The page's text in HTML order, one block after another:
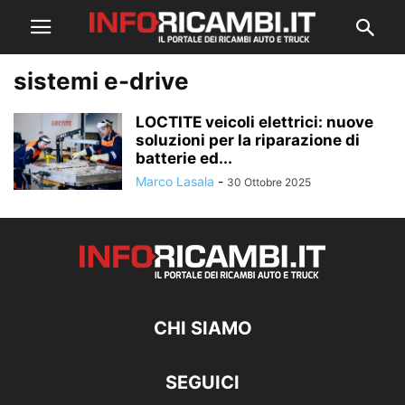
sistemi e-drive
LOCTITE veicoli elettrici: nuove
soluzioni per la riparazione di
batterie ed...
Marco Lasala - 30 Ottobre 2025
CHI SIAMO
SEGUICI